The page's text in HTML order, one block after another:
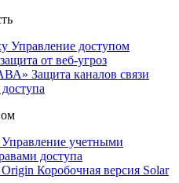
Управление доступом
от веб-угроз
Защита каналов связи
Управление учетными
доступа
Коробочная версия Solar